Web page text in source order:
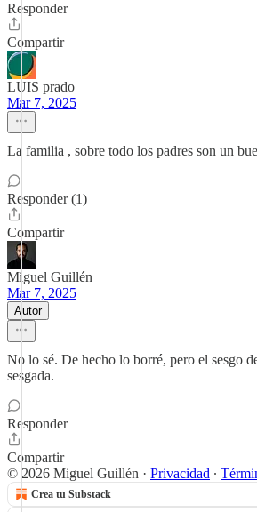
Responder
Compartir
LUIS prado
Mar 7, 2025
La familia , sobre todo los padres son un
Responder (1)
Compartir
Miguel Guillén
Mar 7, 2025
Autor
No lo sé. De hecho lo borré, pero el sesgo
sesgada.
Responder
Compartir
© 2026 Miguel Guillén · Privacidad ∙
Crea tu Substack